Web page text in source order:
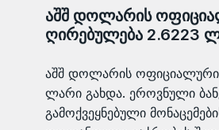
აშშ დოლარის
ღირებულება 2.6223
აშშ დოლარის ოფიციალური
ლარი გახდა. ეროვნული
გამოქვეყნებული